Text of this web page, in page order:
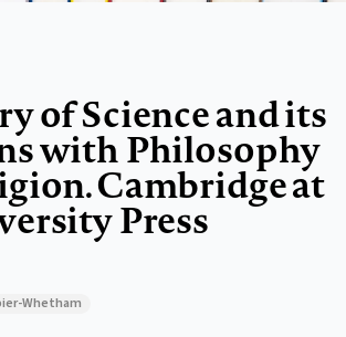
of Science and its
with Philosophy
Cambridge at
Press
Whetham